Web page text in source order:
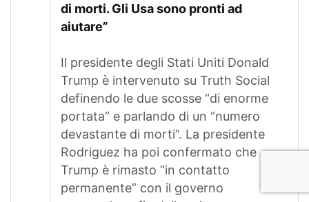
di morti. Gli Usa sono pronti ad
aiutare”
Il presidente degli Stati Uniti Donald
Trump è intervenuto su Truth Social
definendo le due scosse “di enorme
portata” e parlando di un “numero
devastante di morti”. La presidente
Rodriguez ha poi confermato che
Trump è rimasto “in contatto
permanente” con il governo